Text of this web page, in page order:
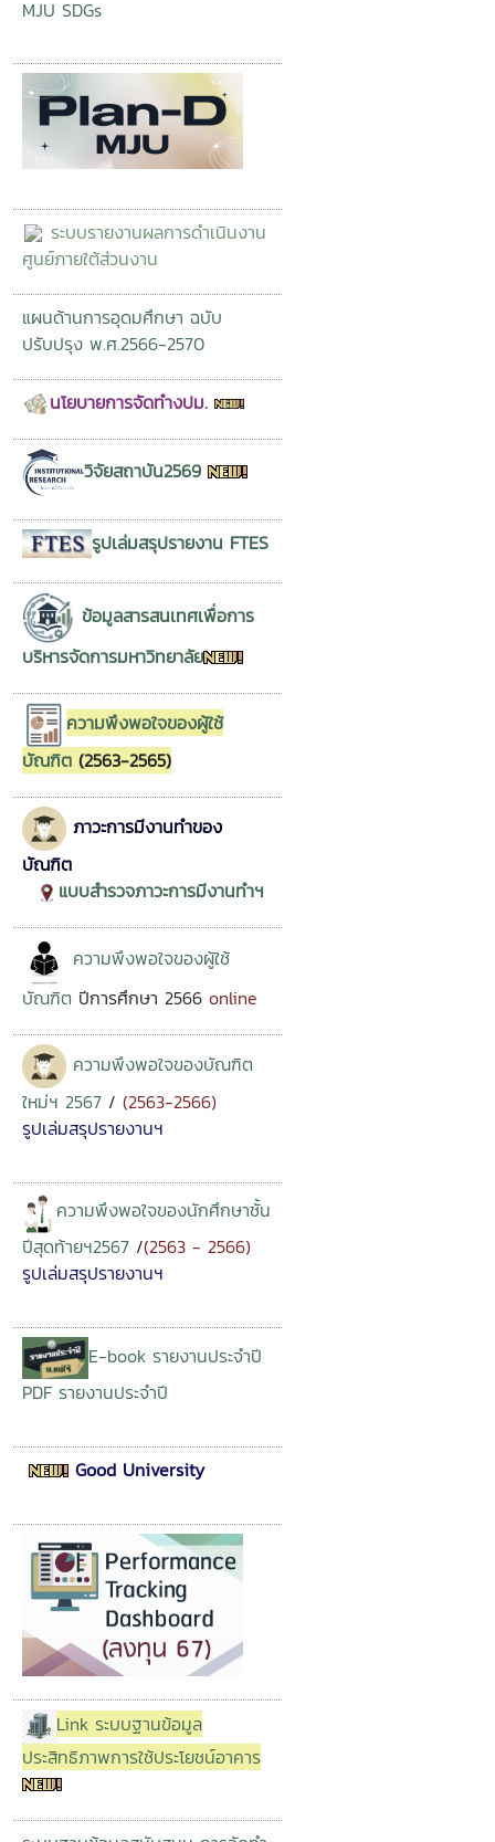
MJU SDGs
ระบบรายงานผลการดำเนินงาน
ศูนย์ภายใต้ส่วนงาน
แผนด้านการอุดมศึกษา ฉบับ
ปรับปรุง พ.ศ.2566-2570
นโยบายการจัดทำงปม.
วิจัยสถาบัน2569
รูปเล่มสรุปรายงาน FTES
ข้อมูลสารสนเทศเพื่อการ
บริหารจัดการมหาวิทยาลัย
ความพึงพอใจของผู้ใช้
บัณฑิต (2563-2565)
ภาวะการมีงานทำของ
บัณฑิต
แบบสำรวจภาวะการมีงานทำฯ
ความพึงพอใจของผู้ใช้
บัณฑิต ปีการศึกษา 2566 online
ความพึงพอใจของบัณฑิต
ใหม่ฯ 2567 / (2563-2566)
รูปเล่มสรุปรายงานฯ
ความพึงพอใจของนักศึกษาชั้น
ปีสุดท้ายฯ2567 /(2563 - 2566)
รูปเล่มสรุปรายงานฯ
E-book รายงานประจำปี
PDF รายงานประจำปี
Good University
Link ระบบฐานข้อมูล
ประสิทธิภาพการใช้ประโยชน์อาคาร